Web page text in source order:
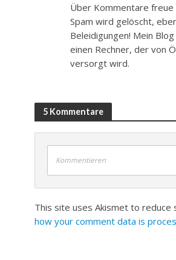
Über Kommentare freue
Spam wird gelöscht,
Beleidigungen! Mein
einen Rechner, der von
versorgt wird.
5 Kommentare
Kommentieren
This site uses Akismet to reduce
how your comment data is